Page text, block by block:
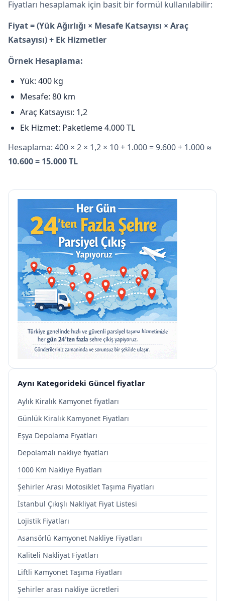
Fiyatları hesaplamak için basit bir formül kullanılabilir:
Fiyat = (Yük Ağırlığı × Mesafe Katsayısı × Araç
Katsayısı) + Ek Hizmetler
Örnek Hesaplama:
Yük: 400 kg
Mesafe: 80 km
Araç Katsayısı: 1,2
Ek Hizmet: Paketleme 4.000 TL
Hesaplama: 400 × 2 × 1,2 × 10 + 1.000 = 9.600 + 1.000 ≈
10.600 = 15.000 TL
Aynı Kategorideki Güncel fiyatlar
Aylık Kiralık Kamyonet fiyatları
Günlük Kiralık Kamyonet Fiyatları
Eşya Depolama Fiyatları
Depolamalı nakliye fiyatları
1000 Km Nakliye Fiyatları
Şehirler Arası Motosiklet Taşıma Fiyatları
İstanbul Çıkışlı Nakliyat Fiyat Listesi
Lojistik Fiyatları
Asansörlü Kamyonet Nakliye Fiyatları
Kaliteli Nakliyat Fiyatları
Liftli Kamyonet Taşıma Fiyatları
Şehirler arası nakliye ücretleri